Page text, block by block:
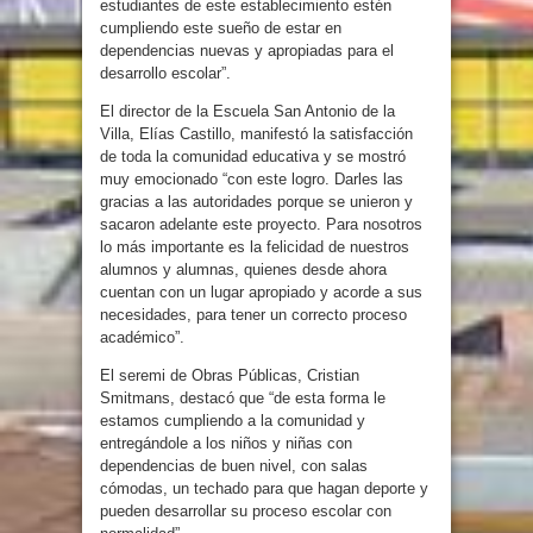
estudiantes de este establecimiento estén
cumpliendo este sueño de estar en
dependencias nuevas y apropiadas para el
desarrollo escolar”.
El director de la Escuela San Antonio de la
Villa, Elías Castillo, manifestó la satisfacción
de toda la comunidad educativa y se mostró
muy emocionado “con este logro. Darles las
gracias a las autoridades porque se unieron y
sacaron adelante este proyecto. Para nosotros
lo más importante es la felicidad de nuestros
alumnos y alumnas, quienes desde ahora
cuentan con un lugar apropiado y acorde a sus
necesidades, para tener un correcto proceso
académico”.
El seremi de Obras Públicas, Cristian
Smitmans, destacó que “de esta forma le
estamos cumpliendo a la comunidad y
entregándole a los niños y niñas con
dependencias de buen nivel, con salas
cómodas, un techado para que hagan deporte y
pueden desarrollar su proceso escolar con